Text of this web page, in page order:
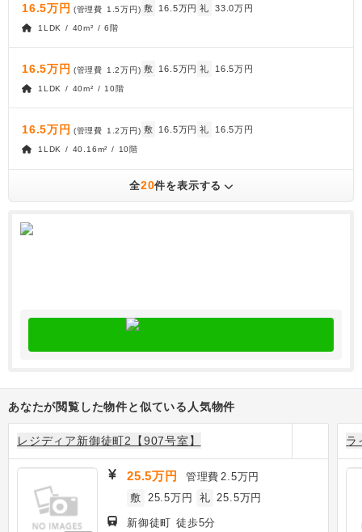
16.5万円 (管理費 1.5万円) 敷 16.5万円 礼 33.0万円
1LDK / 40m² / 6階
16.5万円 (管理費 1.2万円) 敷 16.5万円 礼 16.5万円
1LDK / 40m² / 10階
16.5万円 (管理費 1.2万円) 敷 16.5万円 礼 16.5万円
1LDK / 40.16m² / 10階
全20件を表示する
あなたが閲覧した物件と似ている人気物件
レジディア新御徒町2【907号室】
25.5万円 管理費 2.5万円
敷
25.5万円 礼 25.5万円
新御徒町 徒歩5分
ラ